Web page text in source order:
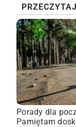
Porady dla
Pamiętam